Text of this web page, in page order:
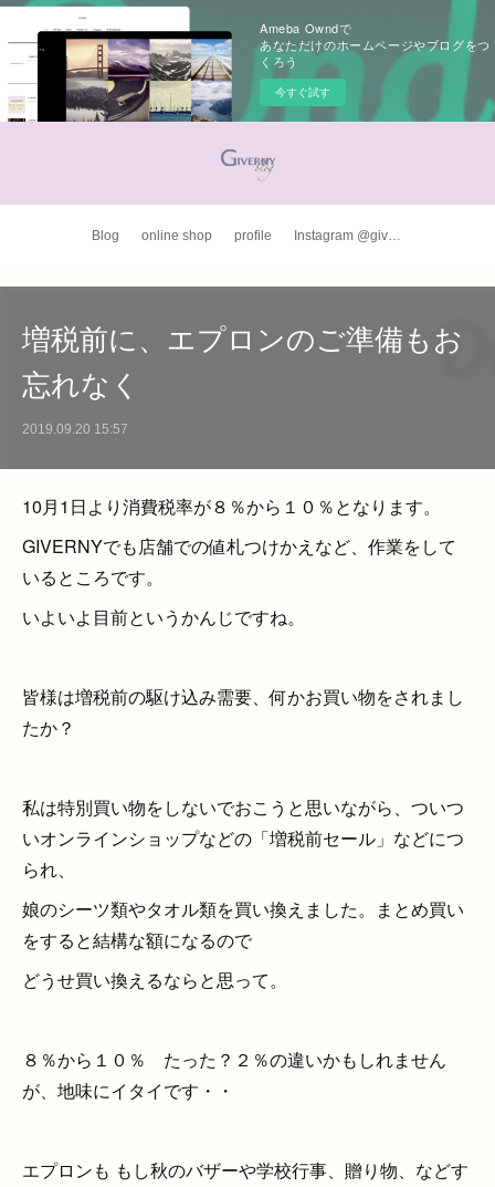
Ameba Owndで
あなただけのホームページやブログをつ
くろう
今すぐ試す
Blog online shop profile Instagram @giverny_apron
増税前に、エプロンのご準備もお
忘れなく
2019.09.20 15:57
10月1日より消費税率が８％から１０％となります。
GIVERNYでも店舗での値札つけかえなど、作業をして
いるところです。
いよいよ目前というかんじですね。
皆様は増税前の駆け込み需要、何かお買い物をされまし
たか？
私は特別買い物をしないでおこうと思いながら、ついつ
いオンラインショップなどの「増税前セール」などにつ
られ、
娘のシーツ類やタオル類を買い換えました。まとめ買い
をすると結構な額になるので
どうせ買い換えるならと思って。
８％から１０％ たった？２％の違いかもしれません
が、地味にイタイです・・
エプロンも もし秋のバザーや学校行事、贈り物、などす